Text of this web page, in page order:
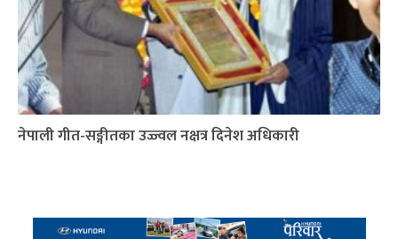
नेपाली गीत-सङ्गीतका उज्ज्वल नक्षत्र दिनेश अधिकारी